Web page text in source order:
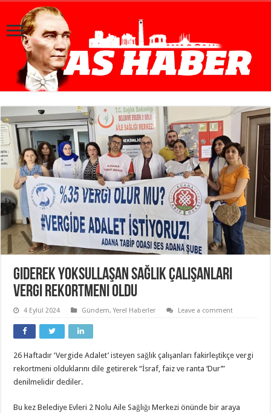
Giderek Yoksullaşan Sağlık Çalışanları
Vergi Rekortmeni Oldu
4 Eylül 2024 Gündem,Yerel Haberler Leave a comment
26 Haftadır ‘Vergide Adalet’ isteyen sağlık çalışanları fakirleştikçe vergi
rekortmeni olduklarını dile getirerek “İsraf, faiz ve ranta ‘Dur’”
denilmelidir dediler.
Bu kez Belediye Evleri 2 Nolu Aile Sağlığı Merkezi önünde bir araya